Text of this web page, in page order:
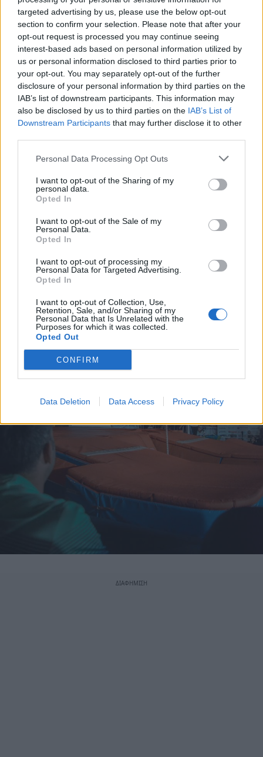
targeted advertising by us, please use the below opt-out
section to confirm your selection. Please note that after your
opt-out request is processed you may continue seeing
interest-based ads based on personal information utilized by
us or personal information disclosed to third parties prior to
your opt-out. You may separately opt-out of the further
disclosure of your personal information by third parties on the
IAB’s list of downstream participants. This information may
also be disclosed by us to third parties on the IAB’s List of
Downstream Participants that may further disclose it to other
Personal Data Processing Opt Outs
I want to opt-out of the Sharing of my
personal data.
Opted In
I want to opt-out of the Sale of my
Personal Data.
Opted In
I want to opt-out of processing my
Personal Data for Targeted Advertising.
Opted In
I want to opt-out of Collection, Use,
Retention, Sale, and/or Sharing of my
Personal Data that Is Unrelated with the
Purposes for which it was collected.
Opted Out
CONFIRM
Data Deletion Data Access Privacy Policy